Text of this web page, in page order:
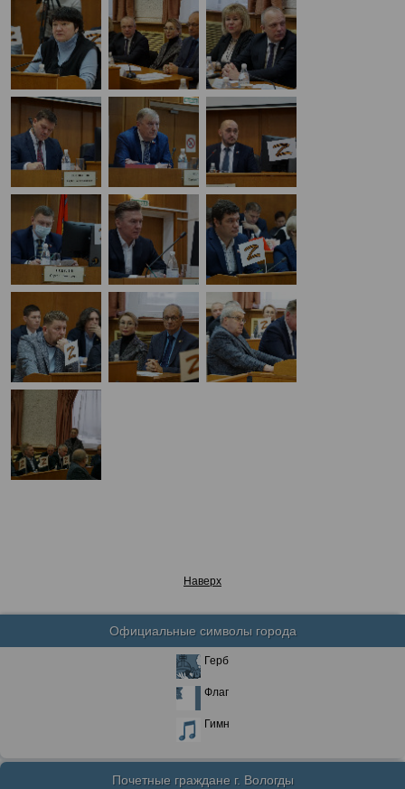
Наверх
Официальные символы города
Герб
Флаг
Гимн
Почетные граждане г. Вологды